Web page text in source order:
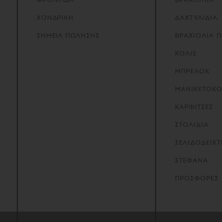
ΧΟΝΔΡΙΚΗ
ΣΗΜΕΙΑ ΠΩΛΗΣΗΣ
ΔΑΧΤΥΛΙΔΙΑ
ΒΡΑΧΙΟΛΙΑ
ΚΟΛΙΕ
ΜΠΡΕΛΟΚ
ΚΑΡΦΙΤΣΕΣ
ΣΤΟΛΙΔΙΑ
ΣΤΕΦΑΝΑ
ΠΡΟΣΦΟΡΕΣ